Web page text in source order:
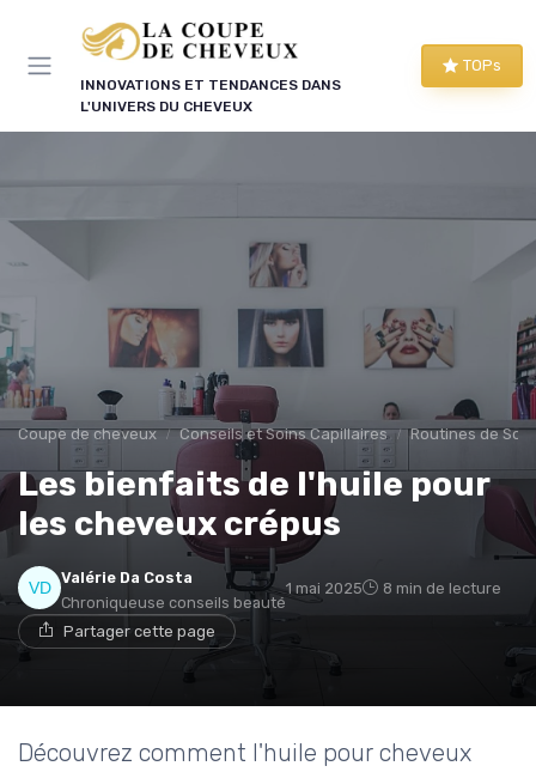
INNOVATIONS ET TENDANCES DANS
L'UNIVERS DU CHEVEUX
TOPs
Coupe de cheveux Conseils et Soins Capillaires Routines de
Les bienfaits de l'huile pour
les cheveux crépus
Valérie Da Costa
Chroniqueuse conseils beauté
1 mai 2025 8 min de lecture
Partager cette page
Découvrez comment l'huile pour cheveux